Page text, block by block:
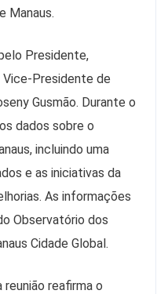
Manaus.
Presidente,
Vice-Presidente de
Gusmão. Durante o
dados sobre o
incluindo uma
e as iniciativas da
As informações
Observatório dos
Cidade Global.
reunião reafirma o